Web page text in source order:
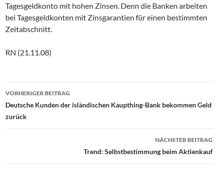
Tagesgeldkonto mit hohen Zinsen. Denn die Banken arbeiten
bei Tagesgeldkonten mit Zinsgarantien für einen bestimmten
Zeitabschnitt.
RN (21.11.08)
Beitrags-
Navigation
VORHERIGER BEITRAG
Deutsche Kunden der isländischen Kaupthing-Bank bekommen Geld
zurück
NÄCHSTER BEITRAG
Trend: Selbstbestimmung beim Aktienkauf